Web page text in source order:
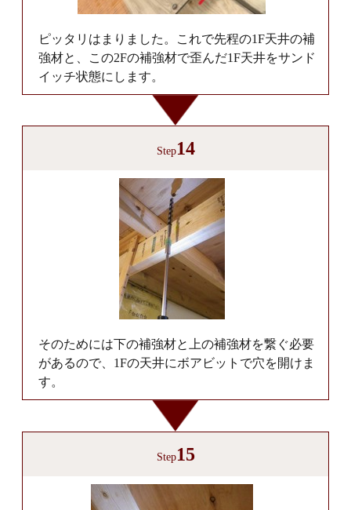
ピッタリはまりました。これで先程の1F天井の補
強材と、この2Fの補強材で歪んだ1F天井をサンド
イッチ状態にします。
Step14
そのためには下の補強材と上の補強材を繋ぐ必要
があるので、1Fの天井にボアビットで穴を開けま
す。
Step15